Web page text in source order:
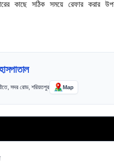
কাছে সঠিক সময়ে রেফার করার
সদর রোড, শরিয়তপুর Map